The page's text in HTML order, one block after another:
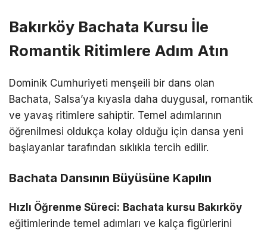
Bakırköy Bachata Kursu İle
Romantik Ritimlere Adım Atın
Dominik Cumhuriyeti menşeili bir dans olan
Bachata, Salsa’ya kıyasla daha duygusal, romantik
ve yavaş ritimlere sahiptir. Temel adımlarının
öğrenilmesi oldukça kolay olduğu için dansa yeni
başlayanlar tarafından sıklıkla tercih edilir.
Bachata Dansının Büyüsüne Kapılın
Hızlı Öğrenme Süreci: Bachata kursu Bakırköy
eğitimlerinde temel adımları ve kalça figürlerini